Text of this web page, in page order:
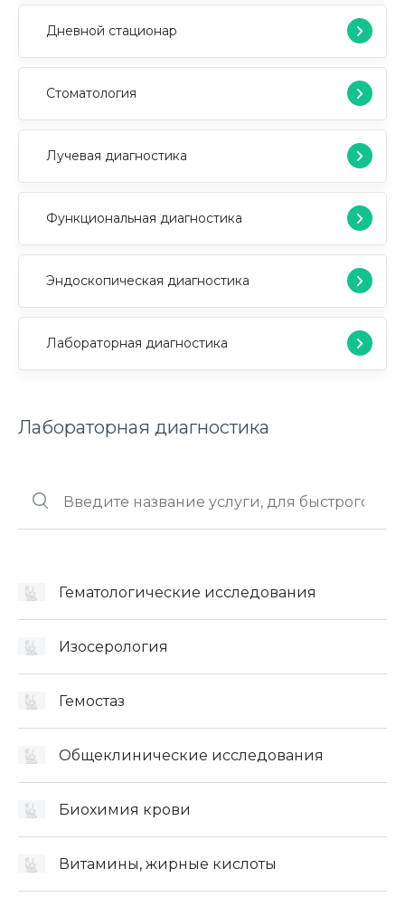
Дневной стационар
Стоматология
Лучевая диагностика
Функциональная диагностика
Эндоскопическая диагностика
Лабораторная диагностика
Лабораторная диагностика
Гематологические исследования
Изосерология
Гемостаз
Общеклинические исследования
Биохимия крови
Витамины, жирные кислоты